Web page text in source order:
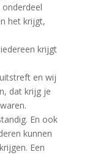
het krijgt,
krijgt
en wij
dat krijg je
En ook
kunnen
Een